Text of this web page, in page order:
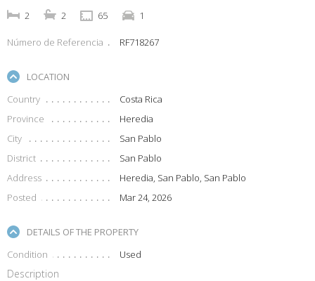
2 2 65 1
Número de Referencia RF718267
LOCATION
Country
Costa Rica
Province
Heredia
City
San Pablo
District
San Pablo
Address
Heredia, San Pablo, San Pablo
Posted
Mar 24, 2026
DETAILS OF THE PROPERTY
Condition
Used
Description